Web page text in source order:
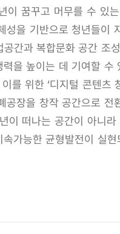
이 꿈꾸고 머무를 수 있
을 기반으로 청년들이
간과 복합문화 공간 조
을 높이는 데 기여할 수
를 위한 ‘디지털 콘텐츠
장을 창작 공간으로 전
이 떠나는 공간이 아니
가능한 균형발전이 실현